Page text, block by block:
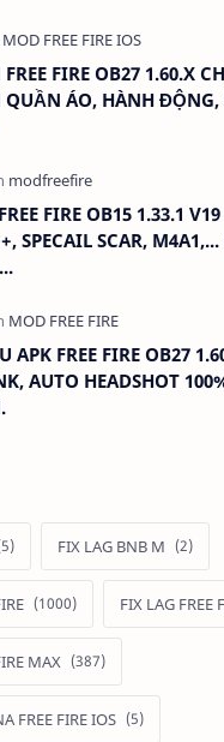
FIRE OB27 1.60.X
QUẦN ÁO, HÀNH ĐỘNG,
FIRE OB15 1.33.1
SPECAIL SCAR, M4A1,...
APK FREE FIRE OB27
AUTO HEADSHOT
FIX LAG BNB M
FIX LAG FREE
MAX
FREE FIRE IOS